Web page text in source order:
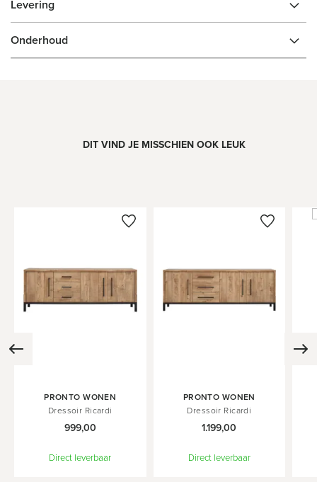
Levering
Onderhoud
DIT VIND JE MISSCHIEN OOK LEUK
PRONTO WONEN
Dressoir Ricardi
999,00
Direct leverbaar
Winkelwagen
PRONTO WONEN
Dressoir Ricardi
1.199,00
Direct leverbaar
Winkelwagen